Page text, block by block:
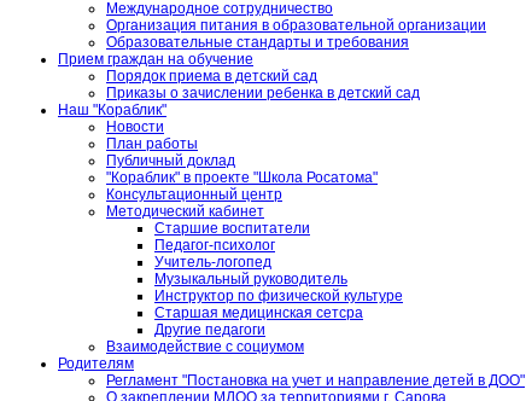
Международное сотрудничество
Организация питания в образовательной организации
Образовательные стандарты и требования
Прием граждан на обучение
Порядок приема в детский сад
Приказы о зачислении ребенка в детский сад
Наш "Кораблик"
Новости
План работы
Публичный доклад
"Кораблик" в проекте "Школа Росатома"
Консультационный центр
Методический кабинет
Старшие воспитатели
Педагог-психолог
Учитель-логопед
Музыкальный руководитель
Инструктор по физической культуре
Старшая медицинская сетсра
Другие педагоги
Взаимодействие с социумом
Родителям
Регламент "Постановка на учет и направление детей в ДОО"
О закреплении МДОО за территориями г. Сарова